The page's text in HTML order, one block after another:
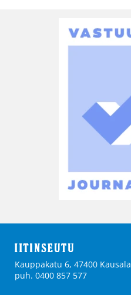
Kauppakatu 6, 47400 Kausala
puh. 0400 857 577